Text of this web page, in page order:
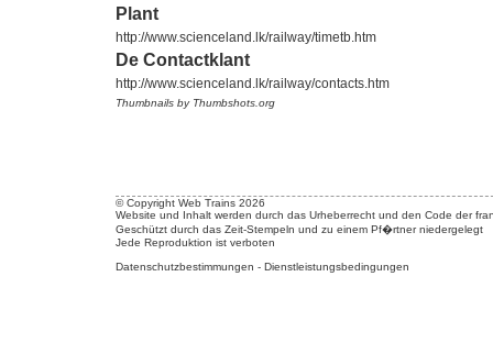
Plant
http://www.scienceland.lk/railway/timetb.htm
De Contactklant
http://www.scienceland.lk/railway/contacts.htm
Thumbnails by Thumbshots.org
© Copyright Web Trains 2026
Website und Inhalt werden durch das Urheberrecht und den Code der
Geschützt durch das Zeit-Stempeln und zu einem Pf�rtner niedergelegt
Jede Reproduktion ist verboten
Datenschutzbestimmungen - Dienstleistungsbedingungen